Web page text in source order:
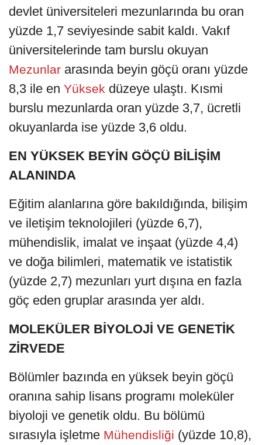
devlet üniversiteleri mezunlarında bu oran
yüzde 1,7 seviyesinde sabit kaldı. Vakıf
üniversitelerinde tam burslu okuyan
Mezunlar arasında beyin göçü oranı yüzde
8,3 ile en Yüksek düzeye ulaştı. Kısmi
burslu mezunlarda oran yüzde 3,7, ücretli
okuyanlarda ise yüzde 3,6 oldu.
EN YÜKSEK BEYİN GÖÇÜ BİLİŞİM
ALANINDA
Eğitim alanlarına göre bakıldığında, bilişim
ve iletişim teknolojileri (yüzde 6,7),
mühendislik, imalat ve inşaat (yüzde 4,4)
ve doğa bilimleri, matematik ve istatistik
(yüzde 2,7) mezunları yurt dışına en fazla
göç eden gruplar arasında yer aldı.
MOLEKÜLER BİYOLOJİ VE GENETİK
ZİRVEDE
Bölümler bazında en yüksek beyin göçü
oranına sahip lisans programı moleküler
biyoloji ve genetik oldu. Bu bölümü
sırasıyla işletme Mühendisliği (yüzde 10,8),